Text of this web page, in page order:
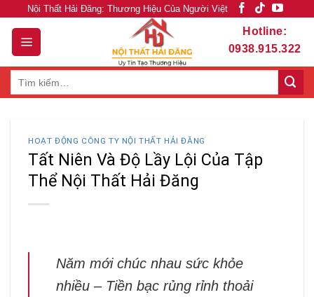
content
Nội Thất Hải Đăng: Thương Hiệu Của Người Việt
Hotline:
0938.915.322
HOẠT ĐỘNG CÔNG TY NỘI THẤT HẢI ĐĂNG
Tất Niên Và Độ Lầy Lội Của Tập
Thể Nội Thất Hải Đăng
Năm mới chúc nhau sức khỏe
nhiều – Tiền bạc rủng rỉnh thoải